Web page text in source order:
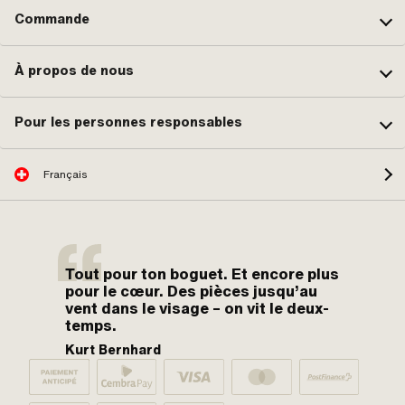
Commande
À propos de nous
Pour les personnes responsables
Français
Tout pour ton boguet. Et encore plus
pour le cœur. Des pièces jusqu’au
vent dans le visage – on vit le deux-
temps.
Kurt Bernhard